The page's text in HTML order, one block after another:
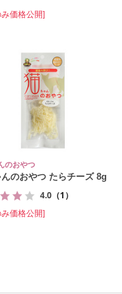
み価格公開]
のおやつ
のおやつ たらチーズ 8g
4.0 （1）
み価格公開]